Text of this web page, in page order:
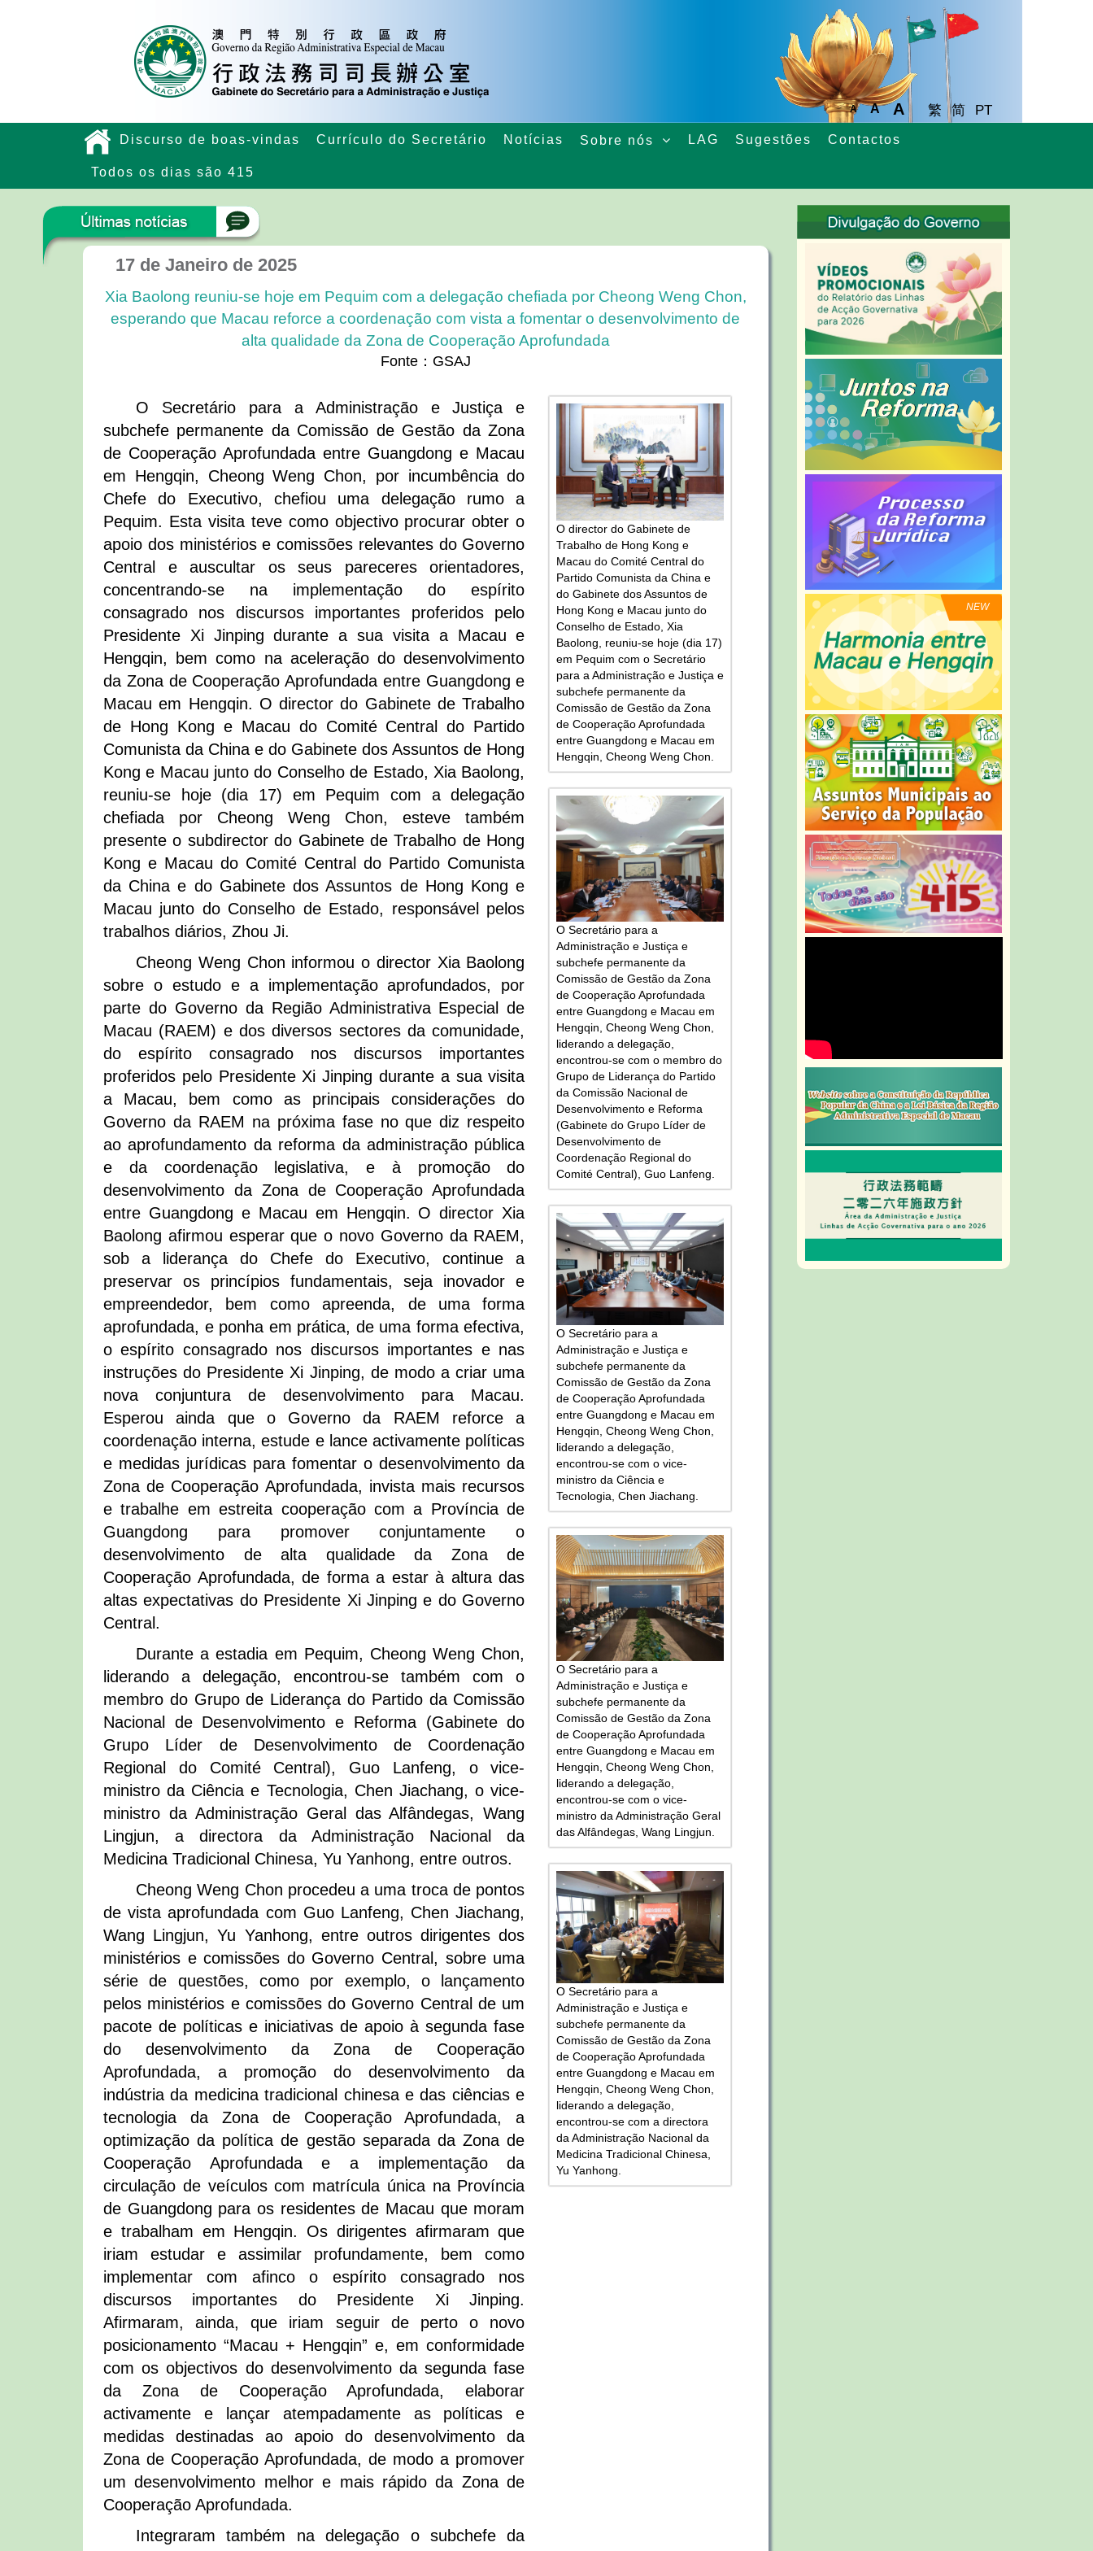
A A A 繁 简 PT
Discurso de boas-vindas Currículo do Secretário Notícias Sobre nós LAG Sugestões Contactos
Todos os dias são 415
17 de Janeiro de 2025
Xia Baolong reuniu-se hoje em Pequim com a delegação chefiada por Cheong Weng Chon,
esperando que Macau reforce a coordenação com vista a fomentar o desenvolvimento de
alta qualidade da Zona de Cooperação Aprofundada
Fonte：GSAJ
O Secretário para a Administração e Justiça e
subchefe permanente da Comissão de Gestão da Zona
de Cooperação Aprofundada entre Guangdong e Macau
em Hengqin, Cheong Weng Chon, por incumbência do
Chefe do Executivo, chefiou uma delegação rumo a
Pequim. Esta visita teve como objectivo procurar obter o
apoio dos ministérios e comissões relevantes do Governo
Central e auscultar os seus pareceres orientadores,
concentrando-se na implementação do espírito
consagrado nos discursos importantes proferidos pelo
Presidente Xi Jinping durante a sua visita a Macau e
Hengqin, bem como na aceleração do desenvolvimento
da Zona de Cooperação Aprofundada entre Guangdong e
Macau em Hengqin. O director do Gabinete de Trabalho
de Hong Kong e Macau do Comité Central do Partido
Comunista da China e do Gabinete dos Assuntos de Hong
Kong e Macau junto do Conselho de Estado, Xia Baolong,
reuniu-se hoje (dia 17) em Pequim com a delegação
chefiada por Cheong Weng Chon, esteve também
presente o subdirector do Gabinete de Trabalho de Hong
Kong e Macau do Comité Central do Partido Comunista
da China e do Gabinete dos Assuntos de Hong Kong e
Macau junto do Conselho de Estado, responsável pelos
trabalhos diários, Zhou Ji.
Cheong Weng Chon informou o director Xia Baolong
sobre o estudo e a implementação aprofundados, por
parte do Governo da Região Administrativa Especial de
Macau (RAEM) e dos diversos sectores da comunidade,
do espírito consagrado nos discursos importantes
proferidos pelo Presidente Xi Jinping durante a sua visita
a Macau, bem como as principais considerações do
Governo da RAEM na próxima fase no que diz respeito
ao aprofundamento da reforma da administração pública
e da coordenação legislativa, e à promoção do
desenvolvimento da Zona de Cooperação Aprofundada
entre Guangdong e Macau em Hengqin. O director Xia
Baolong afirmou esperar que o novo Governo da RAEM,
sob a liderança do Chefe do Executivo, continue a
preservar os princípios fundamentais, seja inovador e
empreendedor, bem como apreenda, de uma forma
aprofundada, e ponha em prática, de uma forma efectiva,
o espírito consagrado nos discursos importantes e nas
instruções do Presidente Xi Jinping, de modo a criar uma
nova conjuntura de desenvolvimento para Macau.
Esperou ainda que o Governo da RAEM reforce a
coordenação interna, estude e lance activamente políticas
e medidas jurídicas para fomentar o desenvolvimento da
Zona de Cooperação Aprofundada, invista mais recursos
e trabalhe em estreita cooperação com a Província de
Guangdong para promover conjuntamente o
desenvolvimento de alta qualidade da Zona de
Cooperação Aprofundada, de forma a estar à altura das
altas expectativas do Presidente Xi Jinping e do Governo
Central.
Durante a estadia em Pequim, Cheong Weng Chon,
liderando a delegação, encontrou-se também com o
membro do Grupo de Liderança do Partido da Comissão
Nacional de Desenvolvimento e Reforma (Gabinete do
Grupo Líder de Desenvolvimento de Coordenação
Regional do Comité Central), Guo Lanfeng, o vice-
ministro da Ciência e Tecnologia, Chen Jiachang, o vice-
ministro da Administração Geral das Alfândegas, Wang
Lingjun, a directora da Administração Nacional da
Medicina Tradicional Chinesa, Yu Yanhong, entre outros.
Cheong Weng Chon procedeu a uma troca de pontos
de vista aprofundada com Guo Lanfeng, Chen Jiachang,
Wang Lingjun, Yu Yanhong, entre outros dirigentes dos
ministérios e comissões do Governo Central, sobre uma
série de questões, como por exemplo, o lançamento
pelos ministérios e comissões do Governo Central de um
pacote de políticas e iniciativas de apoio à segunda fase
do desenvolvimento da Zona de Cooperação
Aprofundada, a promoção do desenvolvimento da
indústria da medicina tradicional chinesa e das ciências e
tecnologia da Zona de Cooperação Aprofundada, a
optimização da política de gestão separada da Zona de
Cooperação Aprofundada e a implementação da
circulação de veículos com matrícula única na Província
de Guangdong para os residentes de Macau que moram
e trabalham em Hengqin. Os dirigentes afirmaram que
iriam estudar e assimilar profundamente, bem como
implementar com afinco o espírito consagrado nos
discursos importantes do Presidente Xi Jinping.
Afirmaram, ainda, que iriam seguir de perto o novo
posicionamento “Macau + Hengqin” e, em conformidade
com os objectivos do desenvolvimento da segunda fase
da Zona de Cooperação Aprofundada, elaborar
activamente e lançar atempadamente as políticas e
medidas destinadas ao apoio do desenvolvimento da
Zona de Cooperação Aprofundada, de modo a promover
um desenvolvimento melhor e mais rápido da Zona de
Cooperação Aprofundada.
Integraram também na delegação o subchefe da
O director do Gabinete de
Trabalho de Hong Kong e
Macau do Comité Central do
Partido Comunista da China e
do Gabinete dos Assuntos de
Hong Kong e Macau junto do
Conselho de Estado, Xia
Baolong, reuniu-se hoje (dia 17)
em Pequim com o Secretário
para a Administração e Justiça e
subchefe permanente da
Comissão de Gestão da Zona
de Cooperação Aprofundada
entre Guangdong e Macau em
Hengqin, Cheong Weng Chon.
O Secretário para a
Administração e Justiça e
subchefe permanente da
Comissão de Gestão da Zona
de Cooperação Aprofundada
entre Guangdong e Macau em
Hengqin, Cheong Weng Chon,
liderando a delegação,
encontrou-se com o membro do
Grupo de Liderança do Partido
da Comissão Nacional de
Desenvolvimento e Reforma
(Gabinete do Grupo Líder de
Desenvolvimento de
Coordenação Regional do
Comité Central), Guo Lanfeng.
O Secretário para a
Administração e Justiça e
subchefe permanente da
Comissão de Gestão da Zona
de Cooperação Aprofundada
entre Guangdong e Macau em
Hengqin, Cheong Weng Chon,
liderando a delegação,
encontrou-se com o vice-
ministro da Ciência e
Tecnologia, Chen Jiachang.
O Secretário para a
Administração e Justiça e
subchefe permanente da
Comissão de Gestão da Zona
de Cooperação Aprofundada
entre Guangdong e Macau em
Hengqin, Cheong Weng Chon,
liderando a delegação,
encontrou-se com o vice-
ministro da Administração Geral
das Alfândegas, Wang Lingjun.
O Secretário para a
Administração e Justiça e
subchefe permanente da
Comissão de Gestão da Zona
de Cooperação Aprofundada
entre Guangdong e Macau em
Hengqin, Cheong Weng Chon,
liderando a delegação,
encontrou-se com a directora
da Administração Nacional da
Medicina Tradicional Chinesa,
Yu Yanhong.